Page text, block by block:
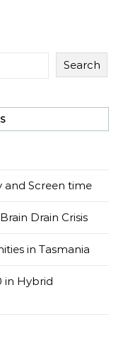
Search
and Screen time
Drain Crisis
in Tasmania
in Hybrid